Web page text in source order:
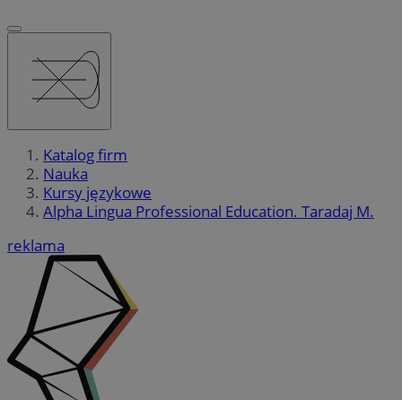
Katalog firm
Nauka
Kursy językowe
Alpha Lingua Professional Education. Taradaj M.
reklama